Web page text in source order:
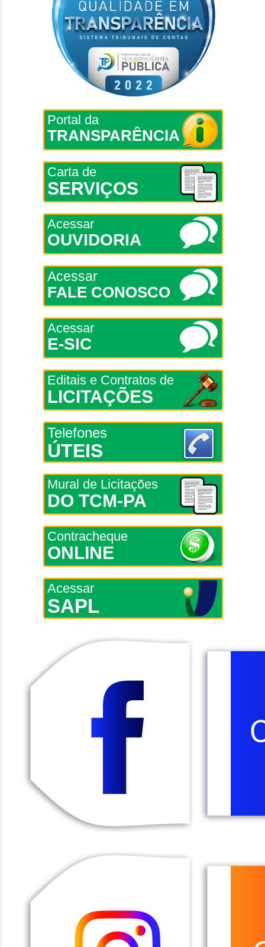
Portal da
TRANSPARÊNCIA
Carta de
SERVIÇOS
Acessar
OUVIDORIA
Acessar
FALE CONOSCO
Acessar
E-SIC
Editais e Contratos de
LICITAÇÕES
Telefones
ÚTEIS
Mural de Licitações
DO TCM-PA
Contracheque
ONLINE
Acessar
SAPL